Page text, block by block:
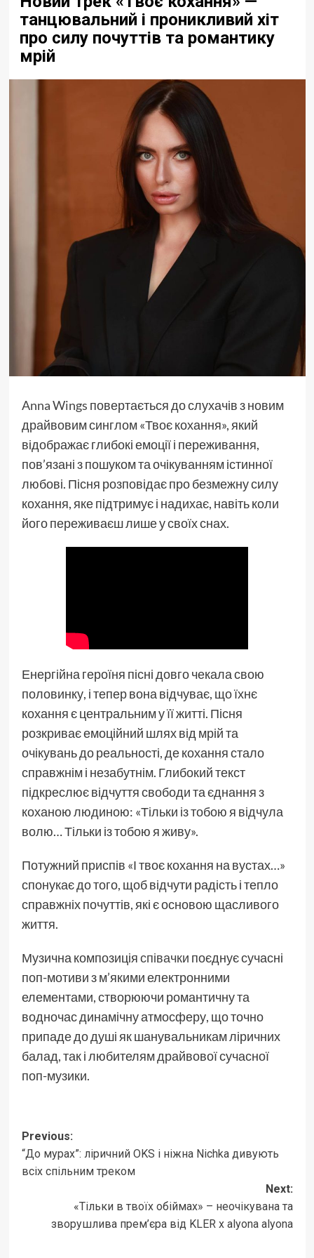
танцювальний і проникливий хіт
про силу почуттів та романтику
мрій
Anna Wings повертається до слухачів з новим
драйвовим синглом «Твоє кохання», який
відображає глибокі емоції і переживання,
пов’язані з пошуком та очікуванням істинної
любові. Пісня розповідає про безмежну силу
кохання, яке підтримує і надихає, навіть коли
його переживаєш лише у своїх снах.
Енергійна героїня пісні довго чекала свою
половинку, і тепер вона відчуває, що їхнє
кохання є центральним у її житті. Пісня
розкриває емоційний шлях від мрій та
очікувань до реальності, де кохання стало
справжнім і незабутнім. Глибокий текст
підкреслює відчуття свободи та єднання з
коханою людиною: «Тільки із тобою я відчула
волю… Тільки із тобою я живу».
Потужний приспів «І твоє кохання на вустах…»
спонукає до того, щоб відчути радість і тепло
справжніх почуттів, які є основою щасливого
життя.
Музична композиціяспівачки поєднує сучасні
поп-мотиви з м’якими електронними
елементами, створюючи романтичну та
водночас динамічну атмосферу, що точно
припаде до душі як шанувальникам ліричних
балад, так і любителям драйвової сучасної
поп-музики.
Post
navigation
Previous:
“До мурах”: ліричний OKS і ніжна Nichka дивують
всіх спільним треком
Next:
«Тільки в твоїх обіймах» – неочікувана та
зворушлива прем’єра від KLER x alyona alyona